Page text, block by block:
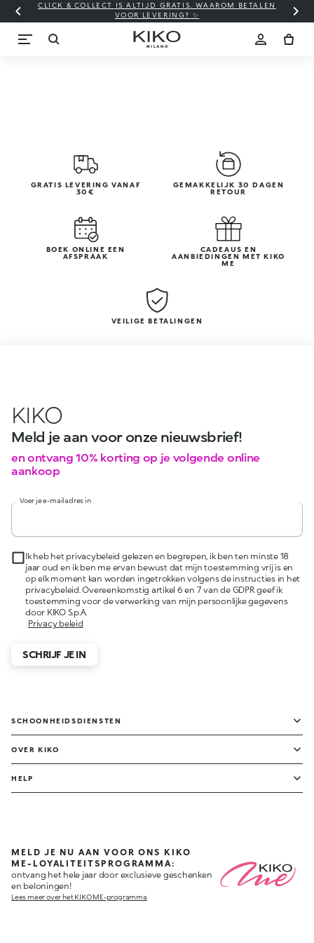
CLICK & COLLECT IS ALTIJD GRATIS. WAAROM BETALEN
VOOR LEVERING? ✨
GRATIS LEVERING VANAF
30€
GEMAKKELIJK 30 DAGEN
RETOUR
BOEK ONLINE EEN
AFSPRAAK
CADEAUS EN
AANBIEDINGEN MET KIKO
ME
VEILIGE BETALINGEN
KIKO
Meld je aan voor onze nieuwsbrief!
en ontvang 10% korting op je volgende online
aankoop
Voer je e-mailadres in
Ik heb het privacybeleid gelezen en begrepen, ik ben ten minste 18
jaar oud en ik ben me ervan bewust dat mijn toestemming vrij is en
op elk moment kan worden ingetrokken volgens de instructies in het
privacybeleid. Overeenkomstig artikel 6 en 7 van de GDPR geef ik
toestemming voor de verwerking van mijn persoonlijke gegevens
door KIKO S.p.A.
Privacy beleid
SCHRIJF JE IN
SCHOONHEIDSDIENSTEN
OVER KIKO
HELP
MELD JE NU AAN VOOR ONS KIKO
ME-LOYALITEITSPROGRAMMA:
ontvang het hele jaar door exclusieve geschenken
en beloningen!
Lees meer over het KIKO ME-programma